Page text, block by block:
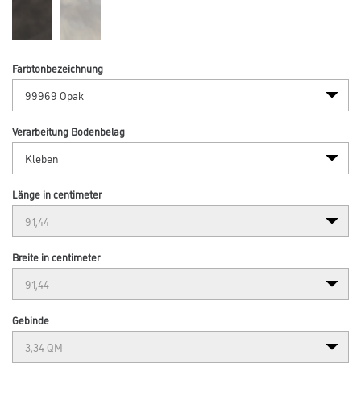
Farbtonbezeichnung
Verarbeitung Bodenbelag
Länge in centimeter
Breite in centimeter
Gebinde